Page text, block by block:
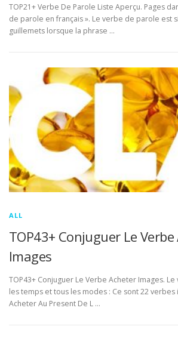
TOP21+ Verbe De Parole Liste Aperçu. Pages
de parole en français ». Le verbe de parole est
guillemets lorsque la phrase …
ALL
TOP43+ Conjuguer Le
Images
TOP43+ Conjuguer Le Verbe Acheter Images.
les temps et tous les modes : Ce sont 22
Acheter Au Present De L …